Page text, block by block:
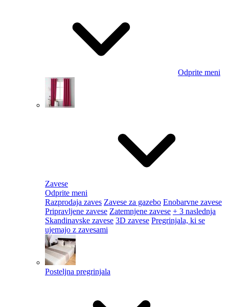
Odprite meni
Zavese
Odprite meni
Razprodaja zaves Zavese za gazebo Enobarvne zavese
Pripravljene zavese Zatemnjene zavese + 3 naslednja
Skandinavske zavese 3D zavese Pregrinjala, ki se
ujemajo z zavesami
Posteljna pregrinjala